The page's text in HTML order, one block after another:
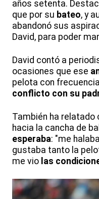
años setenta.
que por su bateo, y
abandonó sus
David, para poder
David contó a
ocasiones que ese
pelota con
conflicto con su
También ha relatado
hacia la cancha de
esperaba: "me
gustaba tanto la
me vio las